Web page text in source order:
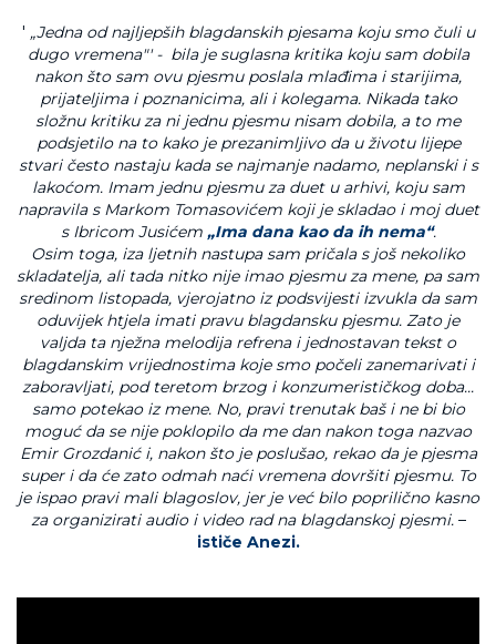
' „Jedna od najljepših blagdanskih pjesama koju smo čuli u
dugo vremena"' - bila je suglasna kritika koju sam dobila
nakon što sam ovu pjesmu poslala mlađima i starijima,
prijateljima i poznanicima, ali i kolegama. Nikada tako
složnu kritiku za ni jednu pjesmu nisam dobila, a to me
podsjetilo na to kako je prezanimljivo da u životu lijepe
stvari često nastaju kada se najmanje nadamo, neplanski i s
lakoćom. Imam jednu pjesmu za duet u arhivi, koju sam
napravila s Markom Tomasovićem koji je skladao i moj duet
s Ibricom Jusićem „Ima dana kao da ih nema“.
Osim toga, iza ljetnih nastupa sam pričala s još nekoliko
skladatelja, ali tada nitko nije imao pjesmu za mene, pa sam
sredinom listopada, vjerojatno iz podsvijesti izvukla da sam
oduvijek htjela imati pravu blagdansku pjesmu. Zato je
valjda ta nježna melodija refrena i jednostavan tekst o
blagdanskim vrijednostima koje smo počeli zanemarivati i
zaboravljati, pod teretom brzog i konzumerističkog doba...
samo potekao iz mene. No, pravi trenutak baš i ne bi bio
moguć da se nije poklopilo da me dan nakon toga nazvao
Emir Grozdanić i, nakon što je poslušao, rekao da je pjesma
super i da će zato odmah naći vremena dovršiti pjesmu. To
je ispao pravi mali blagoslov, jer je već bilo poprilično kasno
za organizirati audio i video rad na blagdanskoj pjesmi.–
ističe Anezi.